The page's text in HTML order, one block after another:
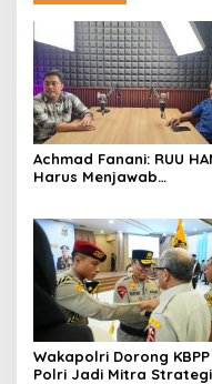
Achmad Fanani: RUU
Harus Menjawab
Wakapolri Dorong KBPP
Polri Jadi Mitra